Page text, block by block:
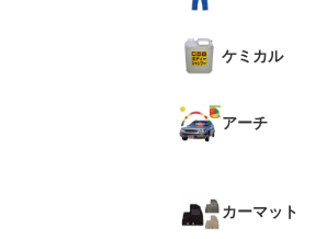
ケミカル
アーチ
カーマット